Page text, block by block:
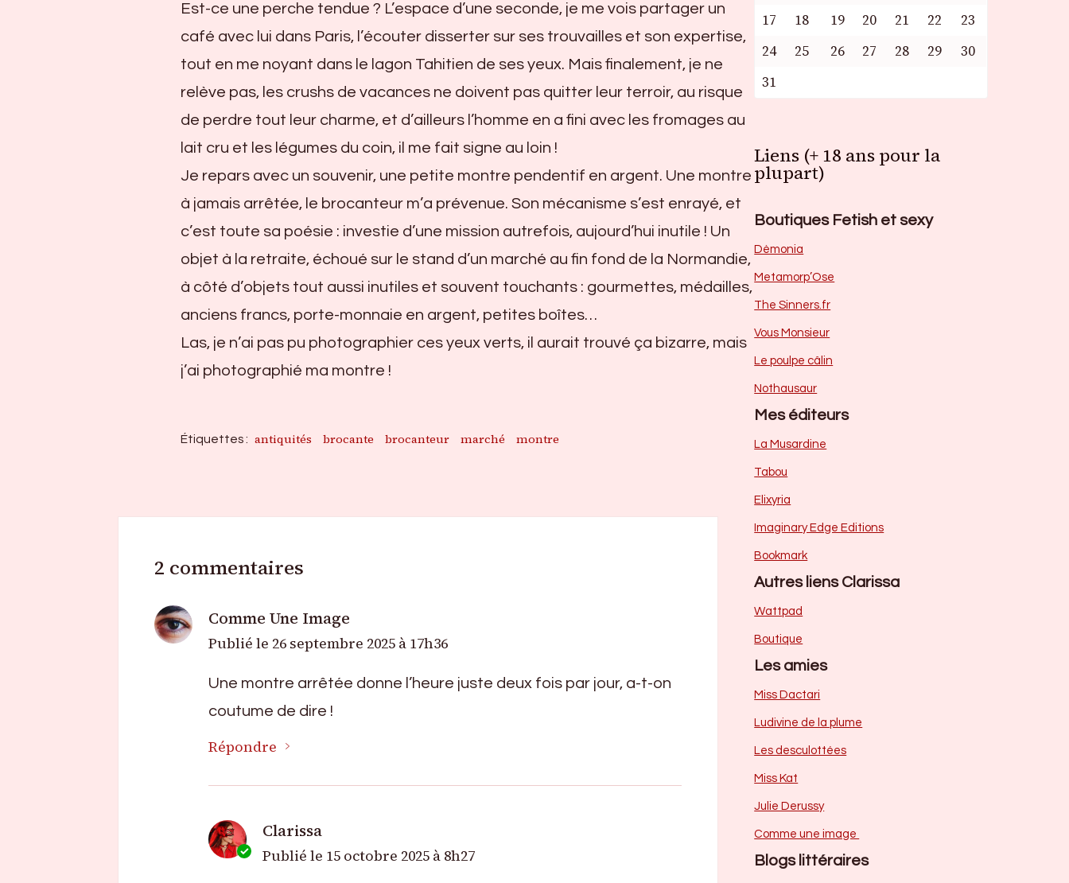
Est-ce une perche tendue ? L’espace d’une seconde, je me vois partager un
café avec lui dans Paris, l’écouter disserter sur ses trouvailles et son expertise,
tout en me noyant dans le lagon Tahitien de ses yeux. Mais finalement, je ne
relève pas, les crushs de vacances ne doivent pas quitter leur terroir, au risque
de perdre tout leur charme, et d’ailleurs l’homme en a fini avec les fromages au
lait cru et les légumes du coin, il me fait signe au loin !
Je repars avec un souvenir, une petite montre pendentif en argent. Une montre
à jamais arrêtée, le brocanteur m’a prévenue. Son mécanisme s’est enrayé, et
c’est toute sa poésie : investie d’une mission autrefois, aujourd’hui inutile ! Un
objet à la retraite, échoué sur le stand d’un marché au fin fond de la Normandie,
à côté d’objets tout aussi inutiles et souvent touchants : gourmettes, médailles,
anciens francs, porte-monnaie en argent, petites boîtes…
Las, je n’ai pas pu photographier ces yeux verts, il aurait trouvé ça bizarre, mais
j’ai photographié ma montre !
Étiquettes : antiquités brocante brocanteur marché montre
2 commentaires
Comme Une Image
Publié le 26 septembre 2025 à 17h36
Une montre arrêtée donne l’heure juste deux fois par jour, a-t-on
coutume de dire !
Répondre
Clarissa
Publié le 15 octobre 2025 à 8h27
17
18 19 20 21 22
23
24
25 26 27 28 29
30
31
Liens (+ 18 ans pour la
plupart)
Boutiques Fetish et sexy
Dèmonia
Metamorp’Ose
The Sinners.fr
Vous Monsieur
Le poulpe câlin
Nothausaur
Mes éditeurs
La Musardine
Tabou
Elixyria
Imaginary Edge Editions
Bookmark
Autres liens Clarissa
Wattpad
Boutique
Les amies
Miss Dactari
Ludivine de la plume
Les desculottées
Miss Kat
Julie Derussy
Comme une image
Blogs littéraires